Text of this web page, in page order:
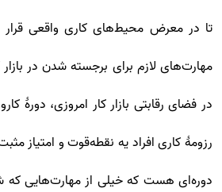
تا در معرض محیط‌های کاری واقعی قرار
مهارت‌های لازم برای برجسته شدن در
در فضای رقابتی بازار کار امروزی، دورۀ
رزومۀ کاری افراد یه نقطه‌قوت و امتیاز
دوره‌ای هست که خیلی از مهارت‌هایی که